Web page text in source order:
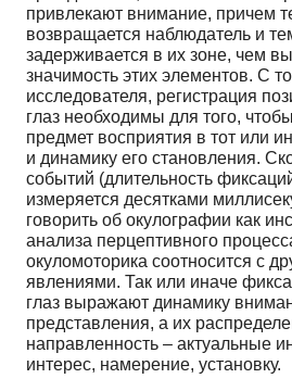
привлекают внимание, причем
возвращается наблюдатель и
задерживается в их зоне, чем
значимость этих элементов. С
исследователя, регистрация
глаз необходимы для того,
предмет восприятия в тот или
и динамику его становления.
событий (длительность
измеряется десятками
говорить об окулографии как
анализа перцептивного
окуломоторика соотносится с
явлениями. Так или иначе
глаз выражают динамику
представления, а их
направленность – актуальные
интерес, намерение, установку.